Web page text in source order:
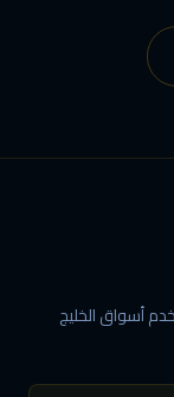
أسواق الخليج